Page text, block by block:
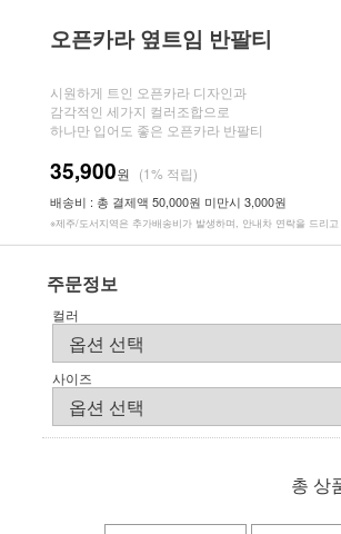
오픈카라 옆트임 반팔티
시원하게 트인 오픈카라 디자인과
감각적인 세가지 컬러조합으로
하나만 입어도 좋은 오픈카라 반팔티
35,900원 (1% 적립)
배송비 : 총 결제액 50,000원 미만시 3,000원
※제주/도서지역은 추가배송비가 발생하며, 안내차 연락을 드리
주문정보
컬러
사이즈
총 상